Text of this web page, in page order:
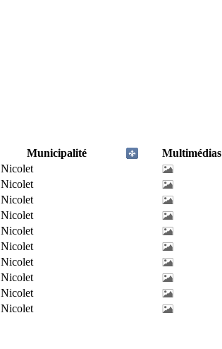
Municipalité
Multimédias
Nicolet
Nicolet
Nicolet
Nicolet
Nicolet
Nicolet
Nicolet
Nicolet
Nicolet
Nicolet